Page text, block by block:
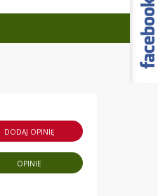
DODAJ OPINIĘ
OPINIE